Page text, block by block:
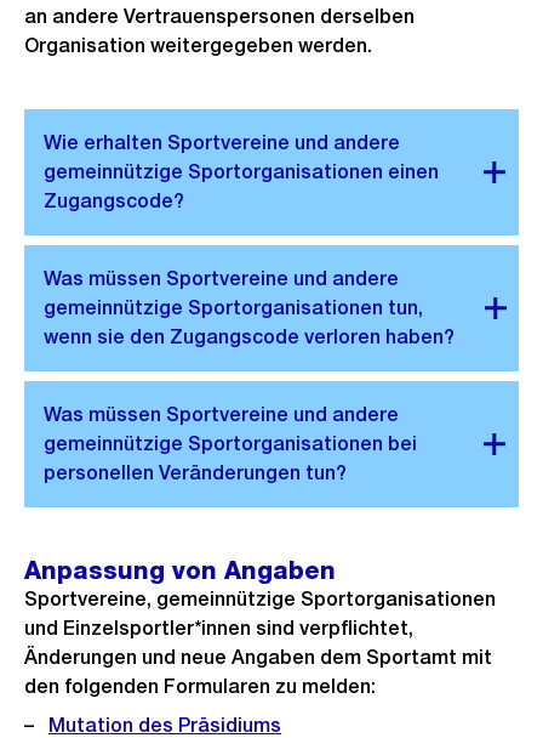
an andere Vertrauenspersonen derselben
Organisation weitergegeben werden.
Anpassung von Angaben
Sportvereine, gemeinnützige Sportorganisationen
und Einzelsportler*innen sind verpflichtet,
Änderungen und neue Angaben dem Sportamt mit
den folgenden Formularen zu melden:
Mutation des Präsidiums